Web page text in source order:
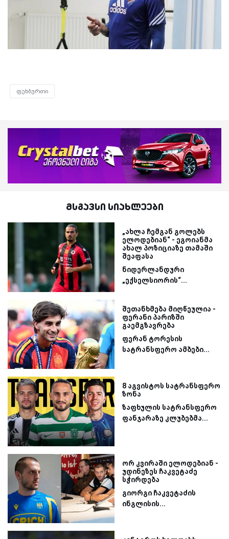
ფეხბურთი
მსგავსი სიახლეები
„ახლა ჩემგან გოლებს
ელოდებიან“ - ეგოიანმა
ახალ პოზიციაზე თამაში
შეაფასა
ნიდერლანდური
„ექსელსიორის“...
შეთანხმება მიღწეულია -
ფერანი პარიზში
გაემგზავრება
ფერან ტორესის
სატრანსფერო ამბები...
8 აგვისტოს სატრანსფერო
ზონა
ზაფხულის სატრანსფერო
ფანჯარაზე კლუბებმა...
ორ კვირაში ელოდებიან -
უდინეზეს ჩაკვეტაძე
სჭირდება
გიორგი ჩაკვეტაძის
ინგლისის...